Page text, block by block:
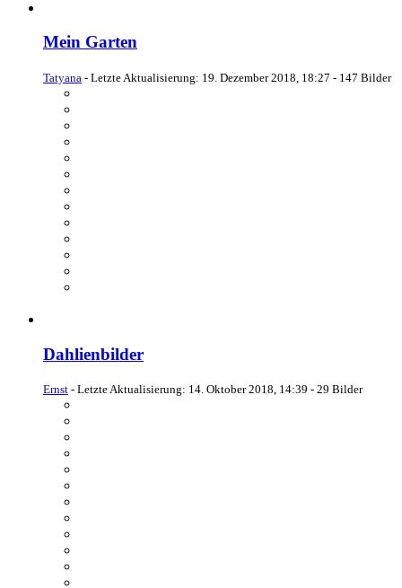
Mein Garten
Tatyana - Letzte Aktualisierung: 19. Dezember 2018, 18:27 - 147 Bilder
Dahlienbilder
Ernst - Letzte Aktualisierung: 14. Oktober 2018, 14:39 - 29 Bilder